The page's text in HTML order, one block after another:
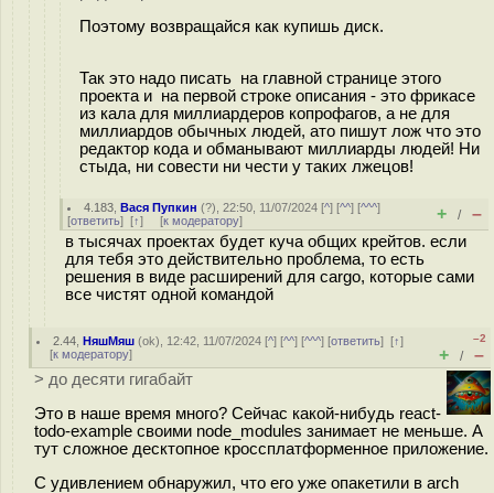
Поэтому возвращайся как купишь диск.
Так это надо писать на главной странице этого
проекта и на первой строке описания - это фрикасе
из кала для миллиардеров копрофагов, а не для
миллиардов обычных людей, ато пишут лож что это
редактор кода и обманывают миллиарды людей! Ни
стыда, ни совести ни чести у таких лжецов!
4.183 ,Вася Пупкин (?), 22:50, 11/07/2024 [^] [^^] [^^^]
[ответить] [↑] [к модератору] + / –
в тысячах проектах будет куча общих крейтов. если
для тебя это действительно проблема, то есть
решения в виде расширений для cargo, которые сами
все чистят одной командой
2.44 ,НяшМяш (ok), 12:42, 11/07/2024 [^] [^^] [^^^] [ответить][↑]
[к модератору]
–2
+ / –
> до десяти гигабайт
Это в наше время много? Сейчас какой-нибудь react-
todo-example своими node_modules занимает не меньше. А
тут сложное десктопное кроссплатформенное приложение.
С удивлением обнаружил, что его уже опакетили в arch